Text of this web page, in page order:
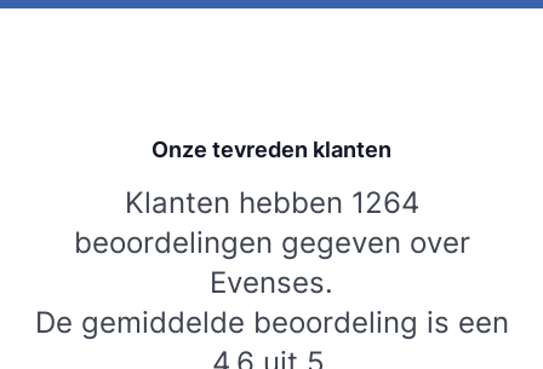
Onze tevreden klanten
Klanten hebben 1264
beoordelingen gegeven over
Evenses.
De gemiddelde beoordeling is een